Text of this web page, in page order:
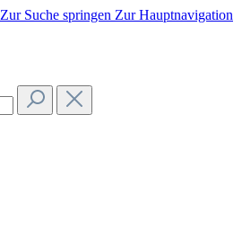
Zur Suche springen Zur Hauptnavigation